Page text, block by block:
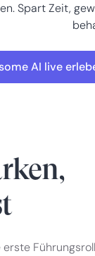
Spart Zeit,
AI live